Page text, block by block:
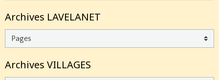
Archives LAVELANET
Archives VILLAGES